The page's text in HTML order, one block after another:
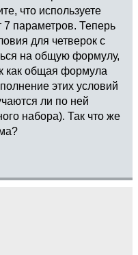
что используете
параметров. Теперь
для четверок с
на общую формулу,
как общая формула
этих условий
ли по ней
набора). Так что же